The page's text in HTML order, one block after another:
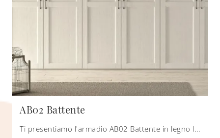
AB02 Battente
Ti presentiamo l'armadio AB02 Battente in legno laccato di Scandola! Una ricca gamma di armadi a muro con ante battenti.